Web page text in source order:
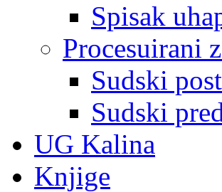
Spisak
Procesuirani
Sudski
Sudski
UG Kalina
Knjige